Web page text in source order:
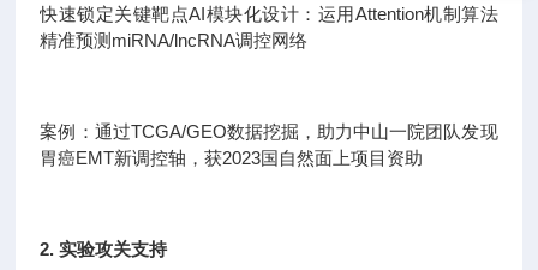
快速锁定关键靶点AI模块化设计：运用Attention机制算法
精准预测miRNA/lncRNA调控网络
案例：通过TCGA/GEO数据挖掘，助力中山一院团队发现
胃癌EMT新调控轴，获2023国自然面上项目资助
2. 实验攻关支持